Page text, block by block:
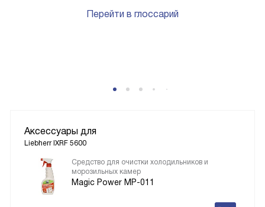
Перейти в глоссарий
Аксессуары для
Liebherr IXRF 5600
Средство для очистки холодильников и
морозильных камер
Magic Power MP-011